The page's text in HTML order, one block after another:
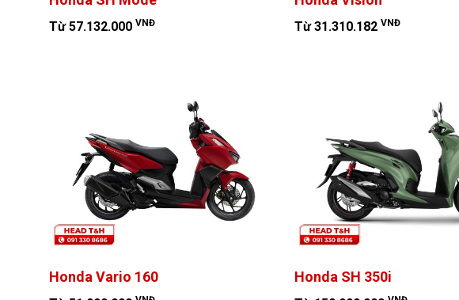
Từ 57.132.000 VNĐ Từ 31.310.182 VNĐ
Honda Vario 160 Honda SH 350i